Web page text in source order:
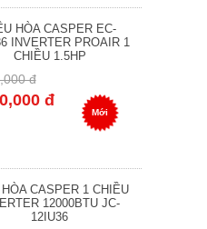
HÒA CASPER EC-
INVERTER PROAIR 1
CHIỀU 1.5HP
đ
đ
Mới
CASPER 1 CHIỀU
12000BTU JC-
12IU36